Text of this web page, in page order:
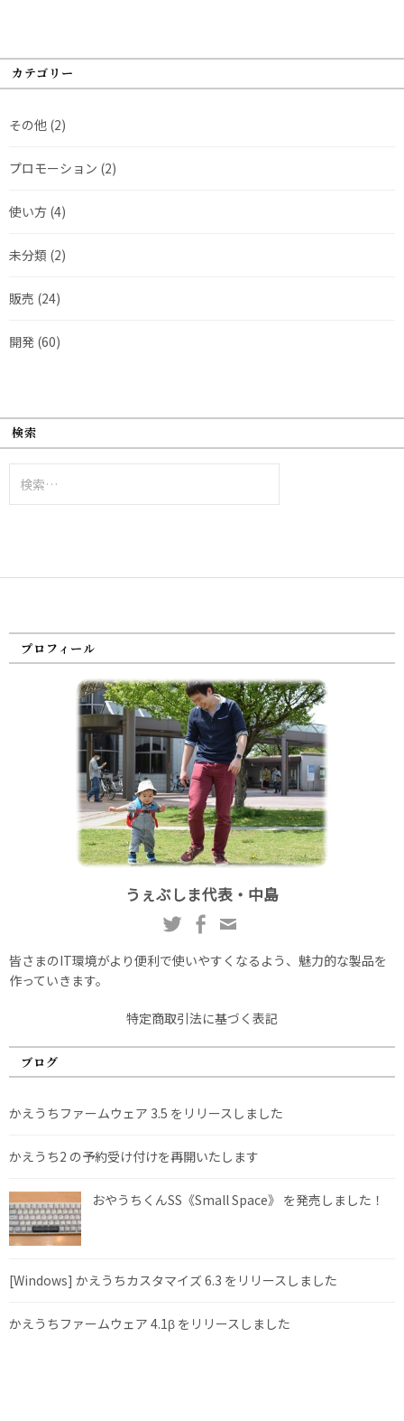
カテゴリー
その他 (2)
プロモーション (2)
使い方 (4)
未分類 (2)
販売 (24)
開発 (60)
検索
索:
プロフィール
うぇぶしま代表・中島
皆さまのIT環境がより便利で使いやすくなるよう、魅力的な製品を
作っていきます。
特定商取引法に基づく表記
ブログ
かえうちファームウェア 3.5 をリリースしました
かえうち2 の予約受け付けを再開いたします
おやうちくんSS《Small Space》 を発売しました！
[Windows] かえうちカスタマイズ 6.3 をリリースしました
かえうちファームウェア 4.1β をリリースしました